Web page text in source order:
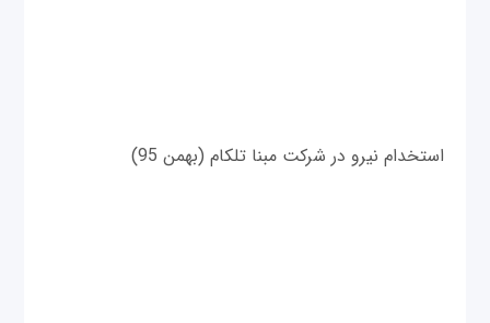
استخدام نیرو در شرکت مبنا تلکام (بهمن 95)